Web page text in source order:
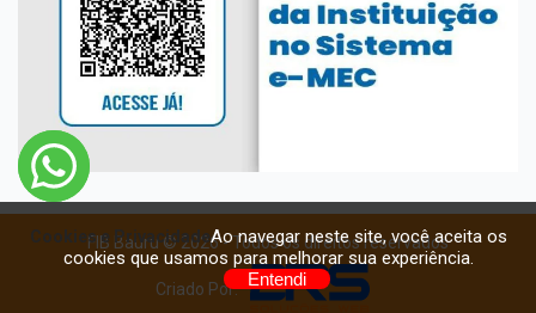
FIB Bauru © 2026 - Todos os direitos reservados
Criado Por:
Cookies e PrivacidadeAo navegar neste site, você aceita os
cookies que usamos para melhorar sua experiência.
Entendi